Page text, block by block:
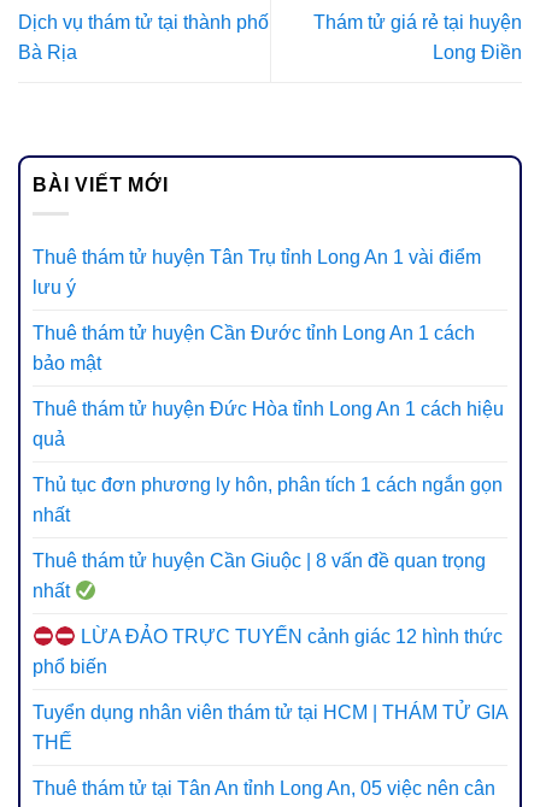
Dịch vụ thám tử tại thành phố
Bà Rịa
Thám tử giá rẻ tại huyện
Long Điền
BÀI VIẾT MỚI
Thuê thám tử huyện Tân Trụ tỉnh Long An 1 vài điểm
lưu ý
Thuê thám tử huyện Cần Đước tỉnh Long An 1 cách
bảo mật
Thuê thám tử huyện Đức Hòa tỉnh Long An 1 cách hiệu
quả
Thủ tục đơn phương ly hôn, phân tích 1 cách ngắn gọn
nhất
Thuê thám tử huyện Cần Giuộc | 8 vấn đề quan trọng
nhất
LỪA ĐẢO TRỰC TUYẾN cảnh giác 12 hình thức
phổ biến
Tuyển dụng nhân viên thám tử tại HCM | THÁM TỬ GIA
THẾ
Thuê thám tử tại Tân An tỉnh Long An, 05 việc nên cân